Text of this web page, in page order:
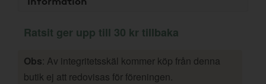
Ratsit ger upp till 30 kr tillbaka
Obs: Av integritetsskäl kommer köp från denna
butik ej att redovisas för föreningen.